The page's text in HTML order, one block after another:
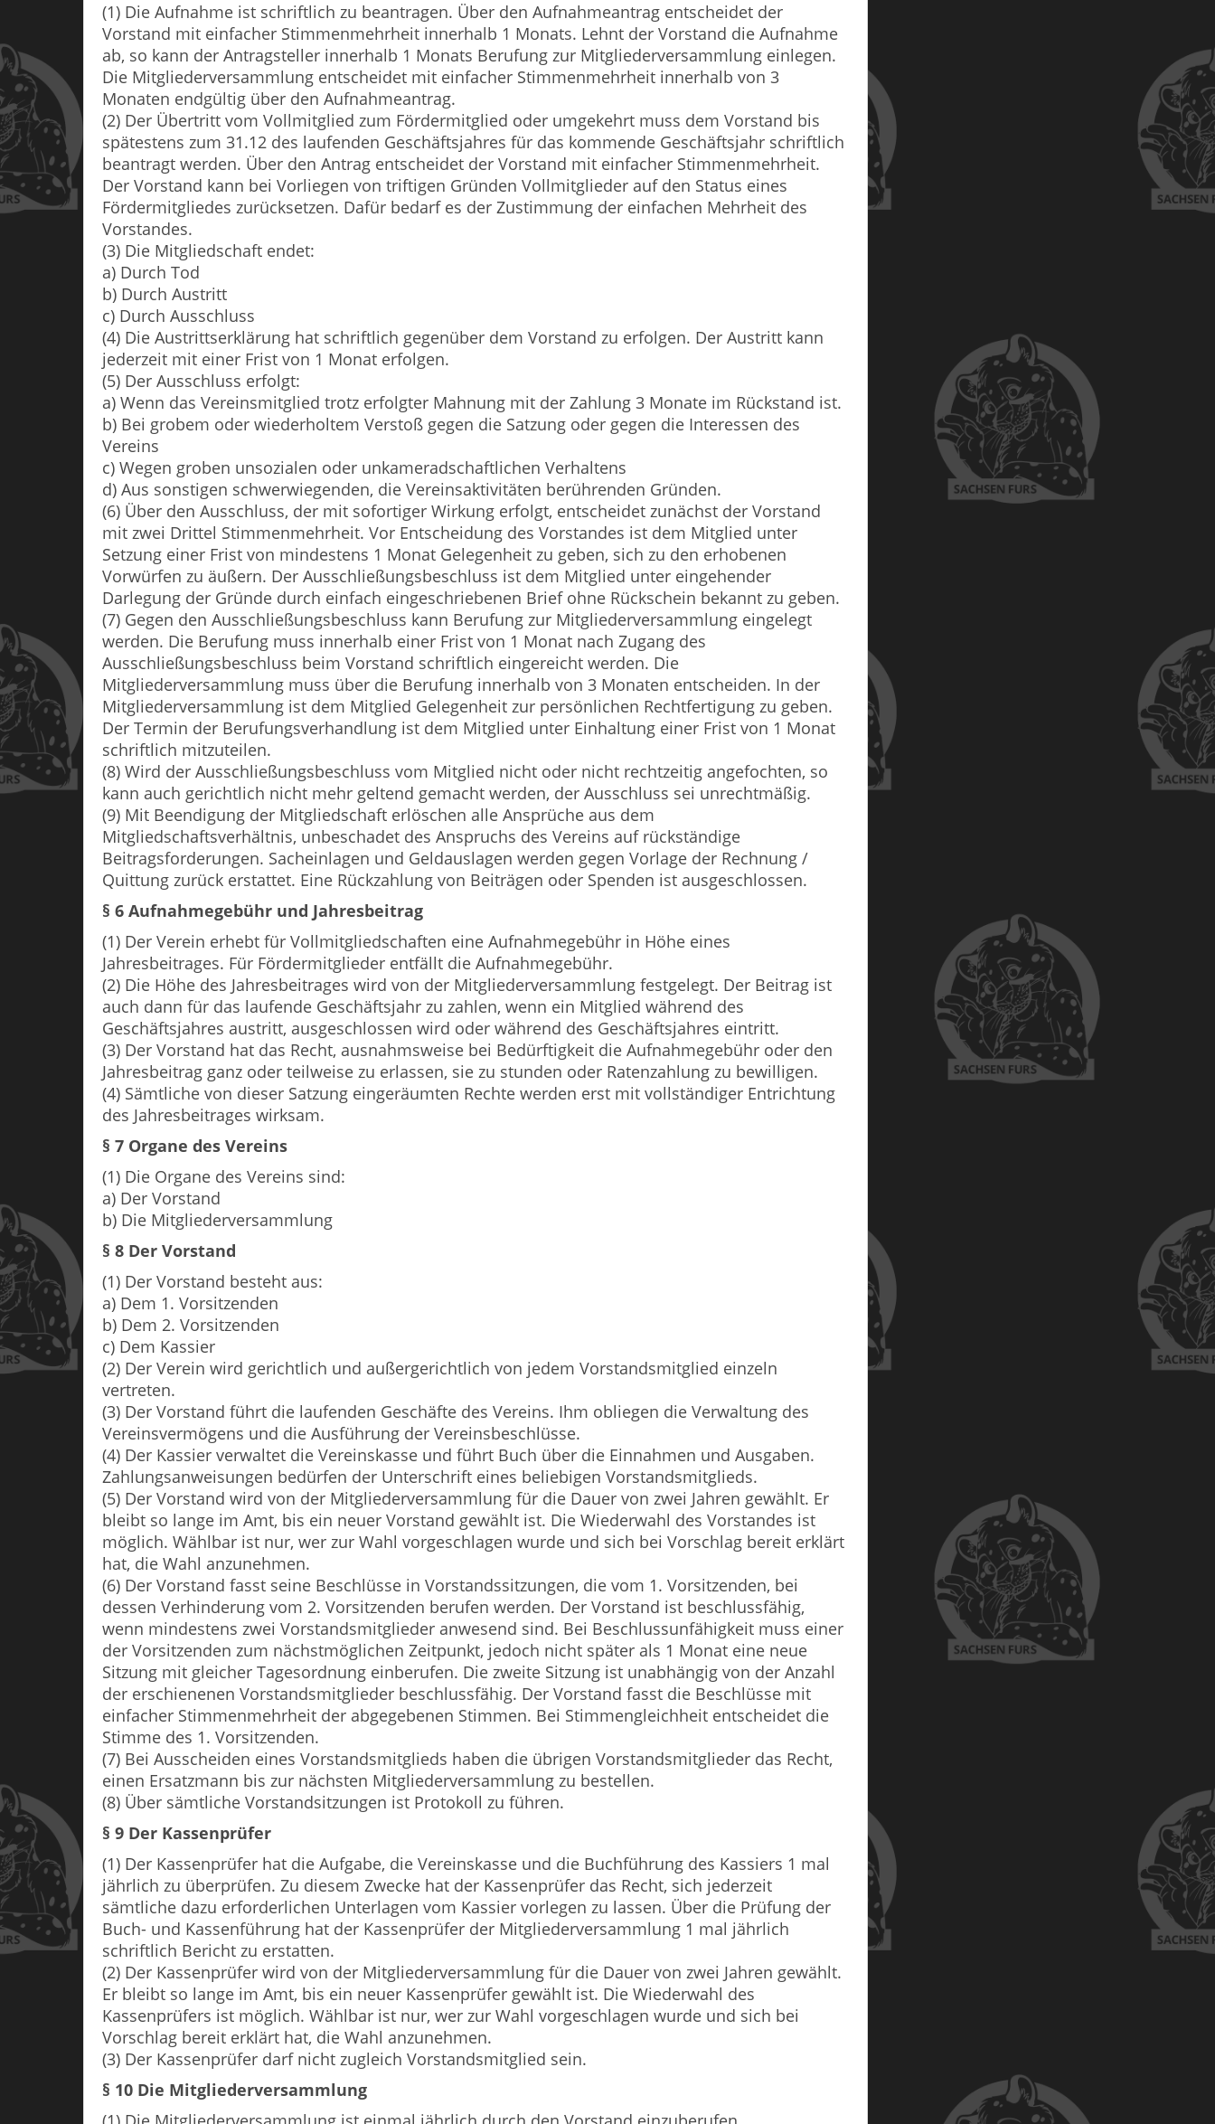
(1) Die Aufnahme ist schriftlich zu beantragen. Über den Aufnahmeantrag entscheidet der
Vorstand mit einfacher Stimmenmehrheit innerhalb 1 Monats. Lehnt der Vorstand die Aufnahme
ab, so kann der Antragsteller innerhalb 1 Monats Berufung zur Mitgliederversammlung einlegen.
Die Mitgliederversammlung entscheidet mit einfacher Stimmenmehrheit innerhalb von 3
Monaten endgültig über den Aufnahmeantrag.
(2) Der Übertritt vom Vollmitglied zum Fördermitglied oder umgekehrt muss dem Vorstand bis
spätestens zum 31.12 des laufenden Geschäftsjahres für das kommende Geschäftsjahr schriftlich
beantragt werden. Über den Antrag entscheidet der Vorstand mit einfacher Stimmenmehrheit.
Der Vorstand kann bei Vorliegen von triftigen Gründen Vollmitglieder auf den Status eines
Fördermitgliedes zurücksetzen. Dafür bedarf es der Zustimmung der einfachen Mehrheit des
Vorstandes.
(3) Die Mitgliedschaft endet:
a) Durch Tod
b) Durch Austritt
c) Durch Ausschluss
(4) Die Austrittserklärung hat schriftlich gegenüber dem Vorstand zu erfolgen. Der Austritt kann
jederzeit mit einer Frist von 1 Monat erfolgen.
(5) Der Ausschluss erfolgt:
a) Wenn das Vereinsmitglied trotz erfolgter Mahnung mit der Zahlung 3 Monate im Rückstand ist.
b) Bei grobem oder wiederholtem Verstoß gegen die Satzung oder gegen die Interessen des
Vereins
c) Wegen groben unsozialen oder unkameradschaftlichen Verhaltens
d) Aus sonstigen schwerwiegenden, die Vereinsaktivitäten berührenden Gründen.
(6) Über den Ausschluss, der mit sofortiger Wirkung erfolgt, entscheidet zunächst der Vorstand
mit zwei Drittel Stimmenmehrheit. Vor Entscheidung des Vorstandes ist dem Mitglied unter
Setzung einer Frist von mindestens 1 Monat Gelegenheit zu geben, sich zu den erhobenen
Vorwürfen zu äußern. Der Ausschließungsbeschluss ist dem Mitglied unter eingehender
Darlegung der Gründe durch einfach eingeschriebenen Brief ohne Rückschein bekannt zu geben.
(7) Gegen den Ausschließungsbeschluss kann Berufung zur Mitgliederversammlung eingelegt
werden. Die Berufung muss innerhalb einer Frist von 1 Monat nach Zugang des
Ausschließungsbeschluss beim Vorstand schriftlich eingereicht werden. Die
Mitgliederversammlung muss über die Berufung innerhalb von 3 Monaten entscheiden. In der
Mitgliederversammlung ist dem Mitglied Gelegenheit zur persönlichen Rechtfertigung zu geben.
Der Termin der Berufungsverhandlung ist dem Mitglied unter Einhaltung einer Frist von 1 Monat
schriftlich mitzuteilen.
(8) Wird der Ausschließungsbeschluss vom Mitglied nicht oder nicht rechtzeitig angefochten, so
kann auch gerichtlich nicht mehr geltend gemacht werden, der Ausschluss sei unrechtmäßig.
(9) Mit Beendigung der Mitgliedschaft erlöschen alle Ansprüche aus dem
Mitgliedschaftsverhältnis, unbeschadet des Anspruchs des Vereins auf rückständige
Beitragsforderungen. Sacheinlagen und Geldauslagen werden gegen Vorlage der Rechnung /
Quittung zurück erstattet. Eine Rückzahlung von Beiträgen oder Spenden ist ausgeschlossen.
§ 6 Aufnahmegebühr und Jahresbeitrag
(1) Der Verein erhebt für Vollmitgliedschaften eine Aufnahmegebühr in Höhe eines
Jahresbeitrages. Für Fördermitglieder entfällt die Aufnahmegebühr.
(2) Die Höhe des Jahresbeitrages wird von der Mitgliederversammlung festgelegt. Der Beitrag ist
auch dann für das laufende Geschäftsjahr zu zahlen, wenn ein Mitglied während des
Geschäftsjahres austritt, ausgeschlossen wird oder während des Geschäftsjahres eintritt.
(3) Der Vorstand hat das Recht, ausnahmsweise bei Bedürftigkeit die Aufnahmegebühr oder den
Jahresbeitrag ganz oder teilweise zu erlassen, sie zu stunden oder Ratenzahlung zu bewilligen.
(4) Sämtliche von dieser Satzung eingeräumten Rechte werden erst mit vollständiger Entrichtung
des Jahresbeitrages wirksam.
§ 7 Organe des Vereins
(1) Die Organe des Vereins sind:
a) Der Vorstand
b) Die Mitgliederversammlung
§ 8 Der Vorstand
(1) Der Vorstand besteht aus:
a) Dem 1. Vorsitzenden
b) Dem 2. Vorsitzenden
c) Dem Kassier
(2) Der Verein wird gerichtlich und außergerichtlich von jedem Vorstandsmitglied einzeln
vertreten.
(3) Der Vorstand führt die laufenden Geschäfte des Vereins. Ihm obliegen die Verwaltung des
Vereinsvermögens und die Ausführung der Vereinsbeschlüsse.
(4) Der Kassier verwaltet die Vereinskasse und führt Buch über die Einnahmen und Ausgaben.
Zahlungsanweisungen bedürfen der Unterschrift eines beliebigen Vorstandsmitglieds.
(5) Der Vorstand wird von der Mitgliederversammlung für die Dauer von zwei Jahren gewählt. Er
bleibt so lange im Amt, bis ein neuer Vorstand gewählt ist. Die Wiederwahl des Vorstandes ist
möglich. Wählbar ist nur, wer zur Wahl vorgeschlagen wurde und sich bei Vorschlag bereit erklärt
hat, die Wahl anzunehmen.
(6) Der Vorstand fasst seine Beschlüsse in Vorstandssitzungen, die vom 1. Vorsitzenden, bei
dessen Verhinderung vom 2. Vorsitzenden berufen werden. Der Vorstand ist beschlussfähig,
wenn mindestens zwei Vorstandsmitglieder anwesend sind. Bei Beschlussunfähigkeit muss einer
der Vorsitzenden zum nächstmöglichen Zeitpunkt, jedoch nicht später als 1 Monat eine neue
Sitzung mit gleicher Tagesordnung einberufen. Die zweite Sitzung ist unabhängig von der Anzahl
der erschienenen Vorstandsmitglieder beschlussfähig. Der Vorstand fasst die Beschlüsse mit
einfacher Stimmenmehrheit der abgegebenen Stimmen. Bei Stimmengleichheit entscheidet die
Stimme des 1. Vorsitzenden.
(7) Bei Ausscheiden eines Vorstandsmitglieds haben die übrigen Vorstandsmitglieder das Recht,
einen Ersatzmann bis zur nächsten Mitgliederversammlung zu bestellen.
(8) Über sämtliche Vorstandsitzungen ist Protokoll zu führen.
§ 9 Der Kassenprüfer
(1) Der Kassenprüfer hat die Aufgabe, die Vereinskasse und die Buchführung des Kassiers 1 mal
jährlich zu überprüfen. Zu diesem Zwecke hat der Kassenprüfer das Recht, sich jederzeit
sämtliche dazu erforderlichen Unterlagen vom Kassier vorlegen zu lassen. Über die Prüfung der
Buch- und Kassenführung hat der Kassenprüfer der Mitgliederversammlung 1 mal jährlich
schriftlich Bericht zu erstatten.
(2) Der Kassenprüfer wird von der Mitgliederversammlung für die Dauer von zwei Jahren gewählt.
Er bleibt so lange im Amt, bis ein neuer Kassenprüfer gewählt ist. Die Wiederwahl des
Kassenprüfers ist möglich. Wählbar ist nur, wer zur Wahl vorgeschlagen wurde und sich bei
Vorschlag bereit erklärt hat, die Wahl anzunehmen.
(3) Der Kassenprüfer darf nicht zugleich Vorstandsmitglied sein.
§ 10 Die Mitgliederversammlung